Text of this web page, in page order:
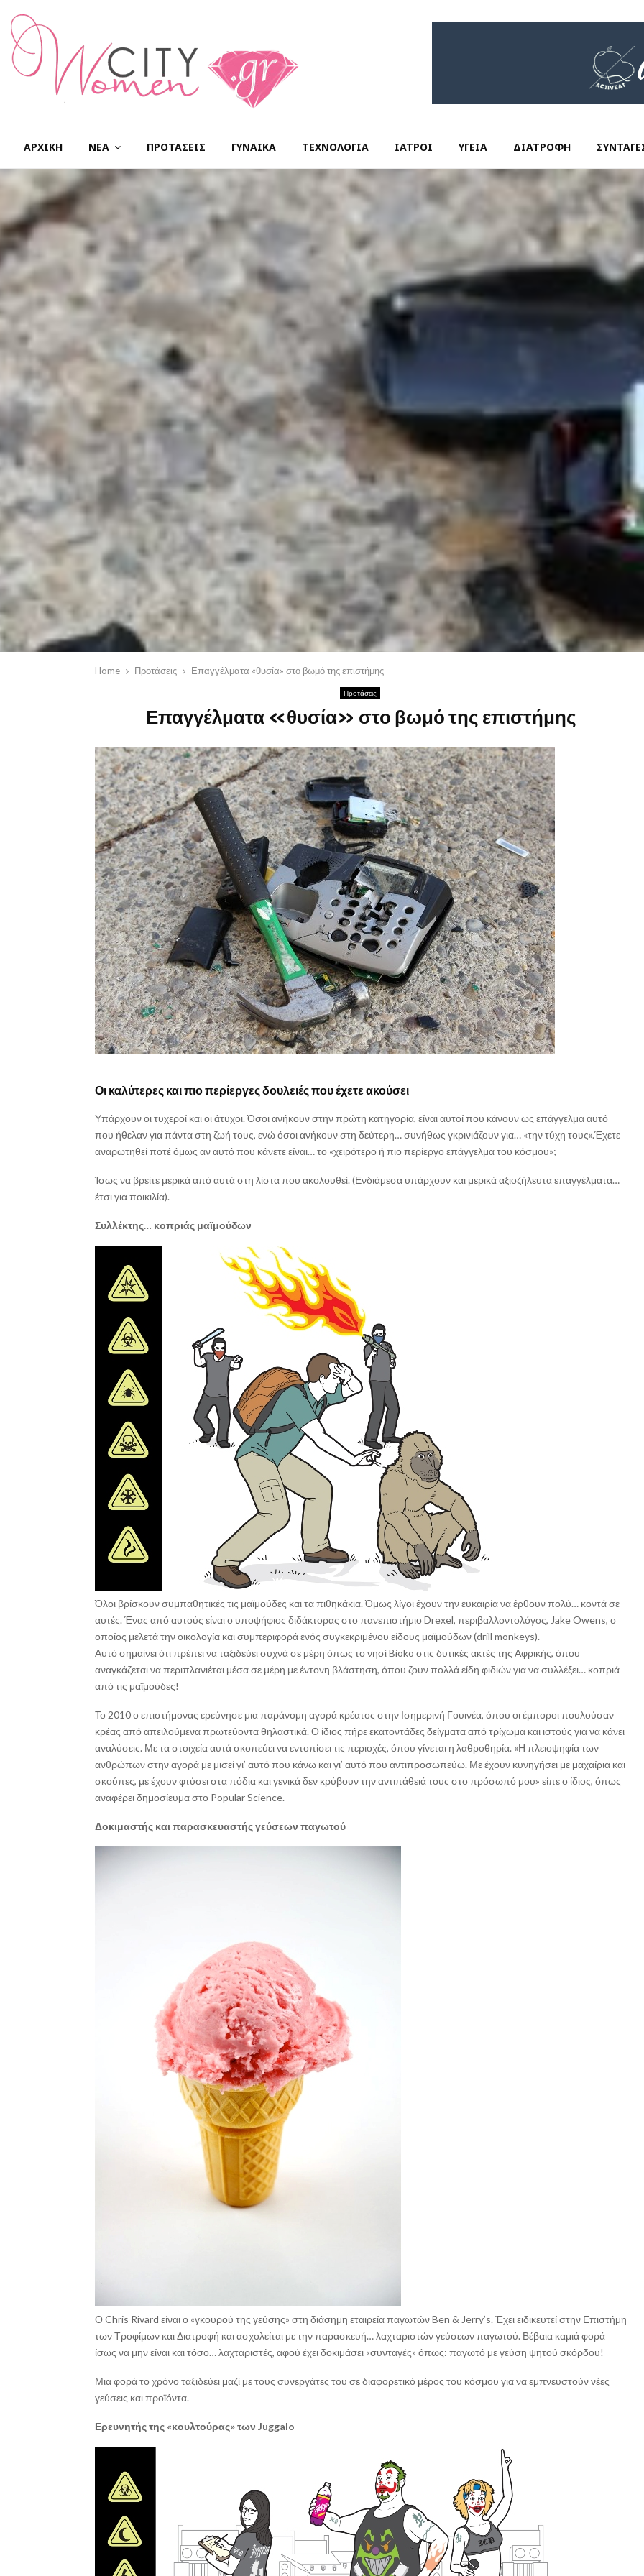
ΑΡΧΙΚΉ ΝΈΑ ΠΡΟΤΆΣΕΙΣ ΓΥΝΑΊΚΑ ΤΕΧΝΟΛΟΓΊΑ ΙΑΤΡΟΊ ΥΓΕΊΑ ΔΙΑΤΡΟΦΉ
Home Προτάσεις Επαγγέλματα «θυσία» στο βωμό της επιστήμης
Προτάσεις
Επαγγέλματα «θυσία» στο βωμό της επιστήμης
Οι καλύτερες και πιο περίεργες δουλειές που έχετε ακούσει
Υπάρχουν οι τυχεροί και οι άτυχοι. Όσοι ανήκουν στην πρώτη κατηγορία, είναι αυτοί που κάνουν ως επάγγελμα αυτό
που ήθελαν για πάντα στη ζωή τους, ενώ όσοι ανήκουν στη δεύτερη… συνήθως γκρινιάζουν για… «την τύχη τους».Έχετε
αναρωτηθεί ποτέ όμως αν αυτό που κάνετε είναι… το «χειρότερο ή πιο περίεργο επάγγελμα του κόσμου»;
Ίσως να βρείτε μερικά από αυτά στη λίστα που ακολουθεί. (Ενδιάμεσα υπάρχουν και μερικά αξιοζήλευτα επαγγέλματα…
έτσι για ποικιλία).
Συλλέκτης… κοπριάς μαϊμούδων
Όλοι βρίσκουν συμπαθητικές τις μαϊμούδες και τα πιθηκάκια. Όμως λίγοι έχουν την ευκαιρία να έρθουν πολύ… κοντά σε
αυτές. Ένας από αυτούς είναι ο υποψήφιος διδάκτορας στο πανεπιστήμιο Drexel, περιβαλλοντολόγος, Jake Owens, ο
οποίος μελετά την οικολογία και συμπεριφορά ενός συγκεκριμένου είδους μαϊμούδων (drill monkeys).
Αυτό σημαίνει ότι πρέπει να ταξιδεύει συχνά σε μέρη όπως το νησί Bioko στις δυτικές ακτές της Αφρικής, όπου
αναγκάζεται να περιπλανιέται μέσα σε μέρη με έντονη βλάστηση, όπου ζουν πολλά είδη φιδιών για να συλλέξει… κοπριά
από τις μαϊμούδες!
Το 2010 ο επιστήμονας ερεύνησε μια παράνομη αγορά κρέατος στην Ισημερινή Γουινέα, όπου οι έμποροι πουλούσαν
κρέας από απειλούμενα πρωτεύοντα θηλαστικά. Ο ίδιος πήρε εκατοντάδες δείγματα από τρίχωμα και ιστούς για να κάνει
αναλύσεις. Με τα στοιχεία αυτά σκοπεύει να εντοπίσει τις περιοχές, όπου γίνεται η λαθροθηρία. «Η πλειοψηφία των
ανθρώπων στην αγορά με μισεί γι’ αυτό που κάνω και γι’ αυτό που αντιπροσωπεύω. Με έχουν κυνηγήσει με μαχαίρια και
σκούπες, με έχουν φτύσει στα πόδια και γενικά δεν κρύβουν την αντιπάθειά τους στο πρόσωπό μου» είπε ο ίδιος, όπως
αναφέρει δημοσίευμα στο Popular Science.
Δοκιμαστής και παρασκευαστής γεύσεων παγωτού
Ο Chris Rivard είναι ο «γκουρού της γεύσης» στη διάσημη εταιρεία παγωτών Ben & Jerry’s. Έχει ειδικευτεί στην Επιστήμη
των Τροφίμων και Διατροφή και ασχολείται με την παρασκευή… λαχταριστών γεύσεων παγωτού. Βέβαια καμιά φορά
ίσως να μην είναι και τόσο… λαχταριστές, αφού έχει δοκιμάσει «συνταγές» όπως: παγωτό με γεύση ψητού σκόρδου!
Μια φορά το χρόνο ταξιδεύει μαζί με τους συνεργάτες του σε διαφορετικό μέρος του κόσμου για να εμπνευστούν νέες
γεύσεις και προϊόντα.
Ερευνητής της «κουλτούρας» των Juggalo